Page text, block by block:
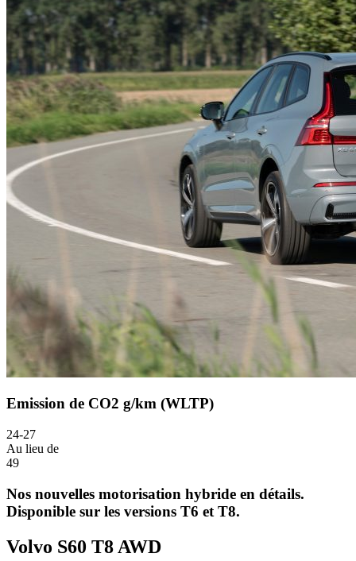
Emission de CO2 g/km (WLTP)
24-27
Au lieu de
49
Nos nouvelles motorisation hybride en détails.
Disponible sur les versions T6 et T8.
Volvo S60 T8 AWD